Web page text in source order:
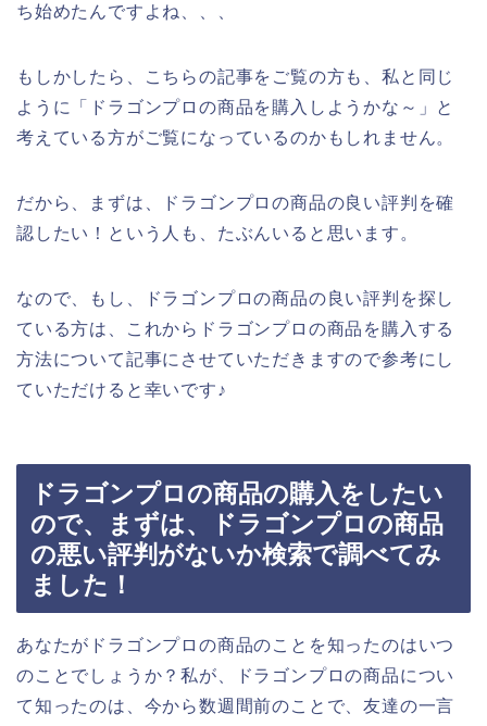
ち始めたんですよね、、、
もしかしたら、こちらの記事をご覧の方も、私と同じ
ように「ドラゴンプロの商品を購入しようかな～」と
考えている方がご覧になっているのかもしれません。
だから、まずは、ドラゴンプロの商品の良い評判を確
認したい！という人も、たぶんいると思います。
なので、もし、ドラゴンプロの商品の良い評判を探し
ている方は、これからドラゴンプロの商品を購入する
方法について記事にさせていただきますので参考にし
ていただけると幸いです♪
ドラゴンプロの商品の購入をしたい
ので、まずは、ドラゴンプロの商品
の悪い評判がないか検索で調べてみ
ました！
あなたがドラゴンプロの商品のことを知ったのはいつ
のことでしょうか？私が、ドラゴンプロの商品につい
て知ったのは、今から数週間前のことで、友達の一言